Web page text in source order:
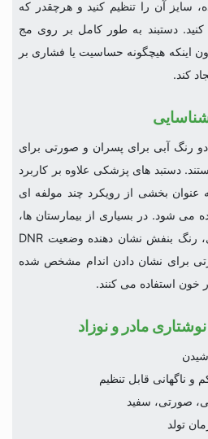
سایز آن را تنظیم کنید و هرچقدر که
دستبند به طور کامل بر روی مج
هیچگونه حساسیت یا فشاری بر
کند.
دو رنگ آبی برای پسران و صورتی برای
دستبد های پزشکی علاوه بر کاربرد
عنوان بخشی از رویکرد چند مولفه ای
می شود. در بسیاری از بیمارستان ها،
رنگ قرمز نشان دهنده آلرژی، رنگ بنفش نشان دهنده وضعیت DNR
برای نشان دادن اندام مشخص شده
خون استفاده می کنند.
مادر و نوزاد
و ناگهانی قابل تنظیم
صورتی، سفید
تولد